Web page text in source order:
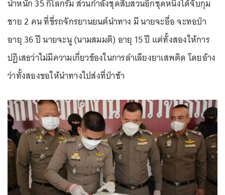
น้ำหนัก 35 กิโลกรัม ส่วนกำลังชุดสืบสวนอีกชุดหนึ่งได้จับกุม
ชาย 2 คน ที่ขี่รถจักรยานยนต์นำทาง มี นายจะอื่อ จะทอป่า
อายุ 36 ปี นายจะนู (นามสมมติ) อายุ 15 ปี แต่ทั้งสองให้การ
ปฏิเสธว่าไม่มีความเกี่ยวข้องในการลำเลียงยาเสพติด โดยอ้าง
ว่าทั้งสองขอให้นำทางไปส่งที่ป่าช้า